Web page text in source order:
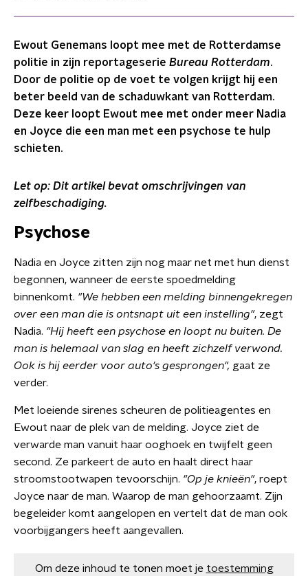
Ewout Genemans loopt mee met de Rotterdamse
politie in zijn reportageserie Bureau Rotterdam.
Door de politie op de voet te volgen krijgt hij een
beter beeld van de schaduwkant van Rotterdam.
Deze keer loopt Ewout mee met onder meer Nadia
en Joyce die een man met een psychose te hulp
schieten.
Let op: Dit artikel bevat omschrijvingen van
zelfbeschadiging.
Psychose
Nadia en Joyce zitten zijn nog maar net met hun dienst
begonnen, wanneer de eerste spoedmelding
binnenkomt. "We hebben een melding binnengekregen
over een man die is ontsnapt uit een instelling", zegt
Nadia. "Hij heeft een psychose en loopt nu buiten. De
man is helemaal van slag en heeft zichzelf verwond.
Ook is hij eerder voor auto's gesprongen", gaat ze
verder.
Met loeiende sirenes scheuren de politieagentes en
Ewout naar de plek van de melding. Joyce ziet de
verwarde man vanuit haar ooghoek en twijfelt geen
second. Ze parkeert de auto en haalt direct haar
stroomstootwapen tevoorschijn. "Op je knieën", roept
Joyce naar de man. Waarop de man gehoorzaamt. Zijn
begeleider komt aangelopen en vertelt dat de man ook
voorbijgangers heeft aangevallen.
Om deze inhoud te tonen moet je toestemming